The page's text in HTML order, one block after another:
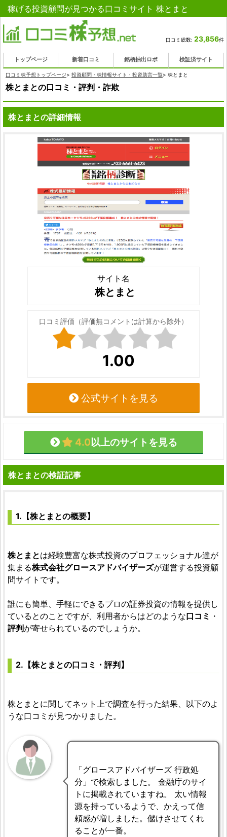
稼げる投資顧問が見つかる口コミサイト 株とまと
口コミ総数: 23,856件
トップページ 新着口コミ 銘柄抽出ロボ 検証済サイト
口コミ株予想トップページ> 投資顧問・株情報サイト・投資助言一覧> 株とまと
株とまとの口コミ・評判・詐欺
株とまとの詳細情報
サイト名
株とまと
口コミ評価（評価無コメントは計算から除外）
1.00
公式サイトを見る
4.0以上のサイトを見る
株とまとの検証記事
1.【株とまとの概要】
株とまとは経験豊富な株式投資のプロフェッショナル達が
集まる株式会社グロースアドバイザーズが運営する投資顧
問サイトです。
誰にも簡単、手軽にできるプロの証券投資の情報を提供し
ているとのことですが、利用者からはどのような口コミ ・
評判 が寄せられているのでしょうか。
2.【株とまとの口コミ・評判】
株とまとに関してネット上で調査を行った結果、以下のよ
うな口コミが見つかりました。
「グロースアドバイザーズ 行政処
分」で検索しました。 金融庁のサイ
トに掲載されていますね。 太い情報
源を持っているようで、かえって信
頼感が増しました。儲けさせてくれ
ることが一番。